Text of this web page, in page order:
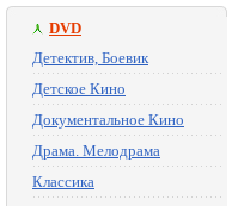
DVD
Детектив, Боевик
Детское Кино
Документальное Кино
Драма. Мелодрама
Классика